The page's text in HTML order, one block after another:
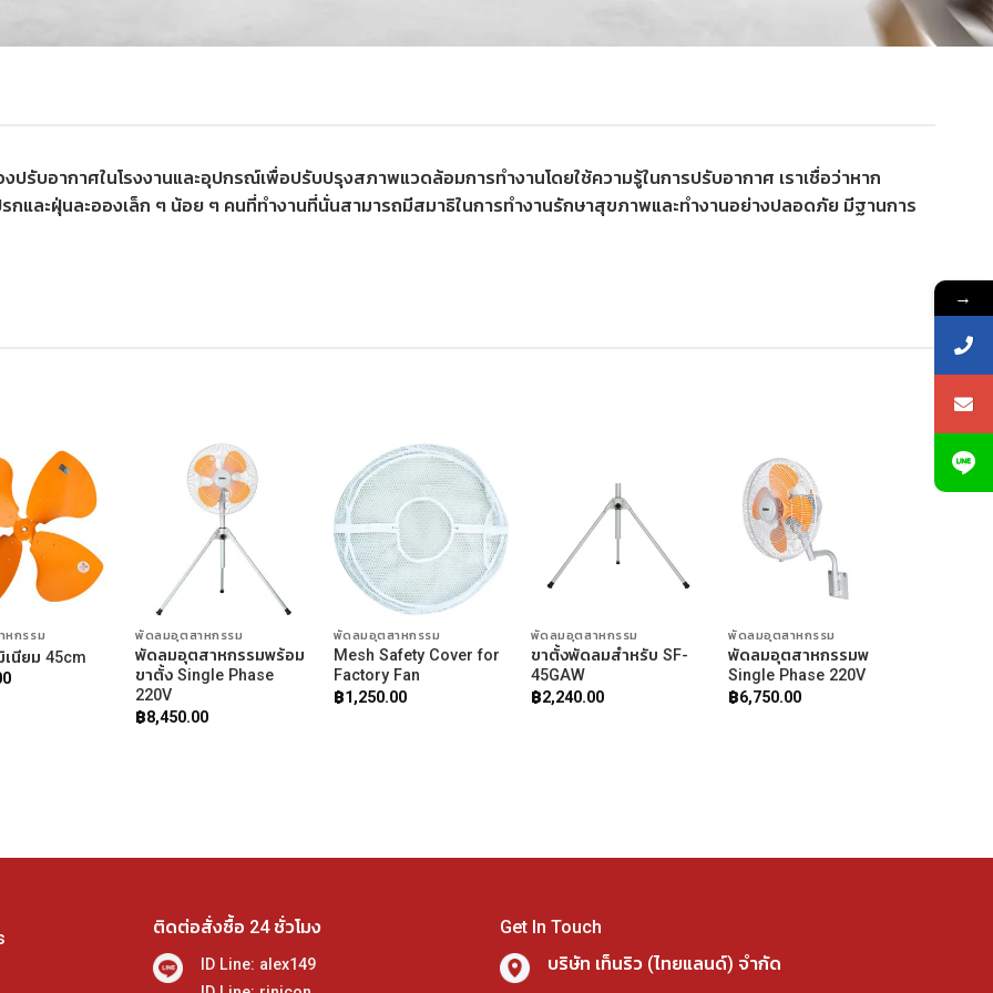
บอากาศในโรงงานและอุปกรณ์เพื่อปรับปรุงสภาพแวดล้อมการทำงานโดยใช้ความรู้ในการปรับอากาศ เราเชื่อว่าหาก
และฝุ่นละอองเล็ก ๆ น้อย ๆ คนที่ทำงานที่นั่นสามารถมีสมาธิในการทำงานรักษาสุขภาพและทำงานอย่างปลอดภัย มีฐานการ
หกรรม
นียม 45cm
พัดลมอุตสาหกรรม
พัดลมอุตสาหกรรมพร้อม
ขาตั้ง Single Phase
220V
฿8,450.00
พัดลมอุตสาหกรรม
Mesh Safety Cover for
Factory Fan
฿1,250.00
พัดลมอุตสาหกรรม
ขาตั้งพัดลมสำหรับ SF-
45GAW
฿2,240.00
พัดลมอุตสาหกรรม
พัดลมอุตสาหกรรมพ
Single Phase 220V
฿6,750.00
ติดต่อสั่งซื้อ 24 ชั่วโมง
ID Line: alex149
Get In Touch
บริษัท เท็นริว (ไทยแลนด์) จำกัด
→